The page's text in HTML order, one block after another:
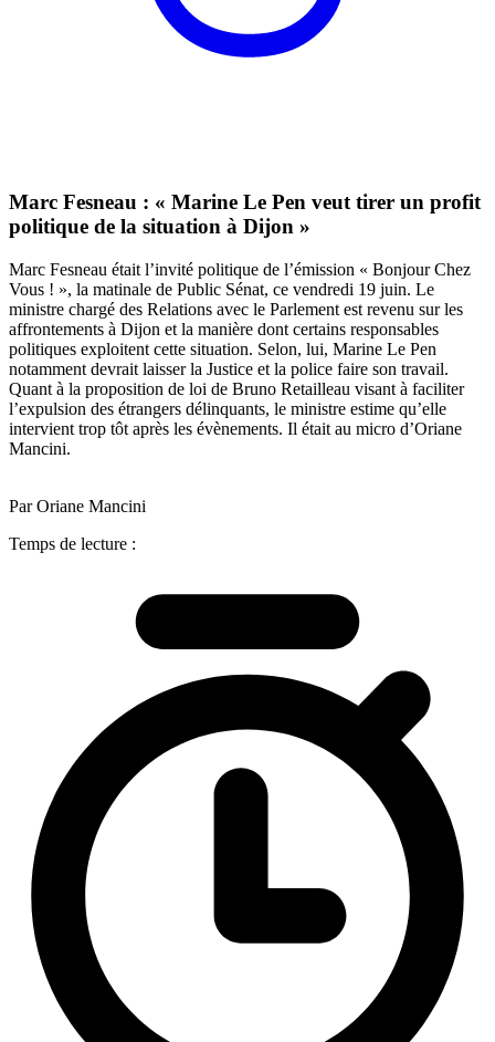
Marc Fesneau : « Marine Le Pen veut tirer un profit
politique de la situation à Dijon »
Marc Fesneau était l’invité politique de l’émission « Bonjour Chez
Vous ! », la matinale de Public Sénat, ce vendredi 19 juin. Le
ministre chargé des Relations avec le Parlement est revenu sur les
affrontements à Dijon et la manière dont certains responsables
politiques exploitent cette situation. Selon, lui, Marine Le Pen
notamment devrait laisser la Justice et la police faire son travail.
Quant à la proposition de loi de Bruno Retailleau visant à faciliter
l’expulsion des étrangers délinquants, le ministre estime qu’elle
intervient trop tôt après les évènements. Il était au micro d’Oriane
Mancini.
Par Oriane Mancini
Temps de lecture :